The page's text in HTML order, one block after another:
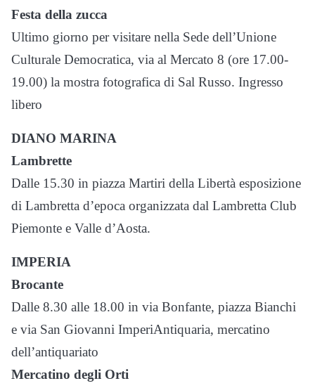
Festa della zucca
Ultimo giorno per visitare nella Sede dell’Unione
Culturale Democratica, via al Mercato 8 (ore 17.00-
19.00) la mostra fotografica di Sal Russo. Ingresso
libero
DIANO MARINA
Lambrette
Dalle 15.30 in piazza Martiri della Libertà esposizione
di Lambretta d’epoca organizzata dal Lambretta Club
Piemonte e Valle d’Aosta.
IMPERIA
Brocante
Dalle 8.30 alle 18.00 in via Bonfante, piazza Bianchi
e via San Giovanni ImperiAntiquaria, mercatino
dell’antiquariato
Mercatino degli Orti